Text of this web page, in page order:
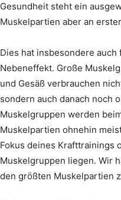
Gesundheit steht ein
Muskelpartien aber an
Dies hat insbesondere
Nebeneffekt. Große
und Gesäß verbrauchen
sondern auch danach noch
Muskelgruppen werden
Muskelpartien ohnehin
Fokus deines Krafttrainings
Muskelgruppen liegen. Wir
den größten Muskelpartien